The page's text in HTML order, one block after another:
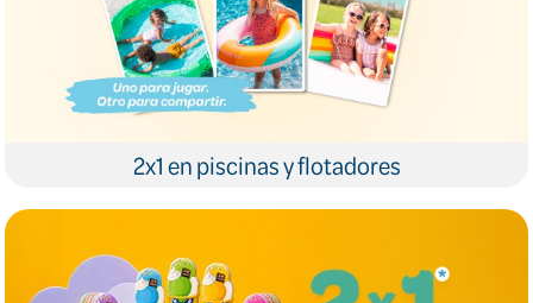
2x1 en piscinas y flotadores